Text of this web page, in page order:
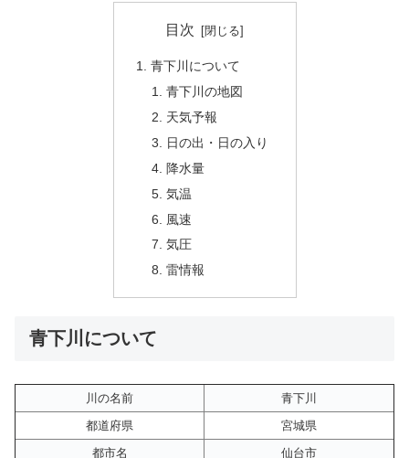
目次
青下川について
青下川の地図
天気予報
日の出・日の入り
降水量
気温
風速
気圧
雷情報
青下川について
川の名前
青下川
都道府県
宮城県
都市名
仙台市